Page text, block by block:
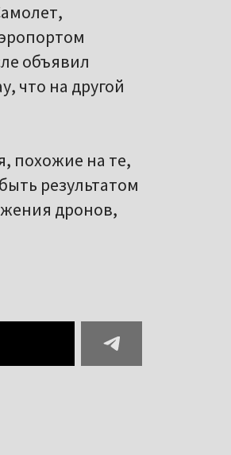
объявил
что на другой
похожие на те,
результатом
дронов,